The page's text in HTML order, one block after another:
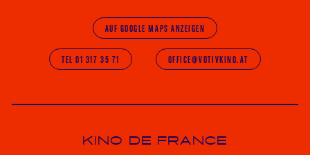
AUF GOOGLE MAPS ANZEIGEN
TEL 01 317 35 71 OFFICE@VOTIVKINO.AT
KINO DE FRANCE